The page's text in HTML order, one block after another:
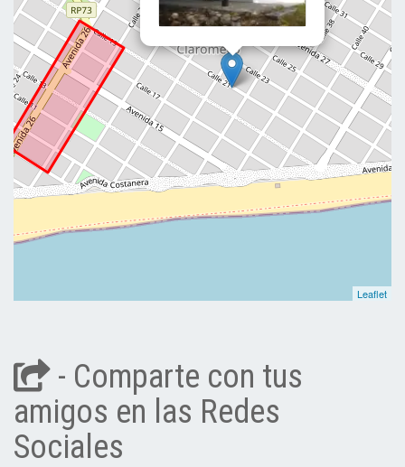
Leaflet
- Comparte con tus
amigos en las Redes
Sociales